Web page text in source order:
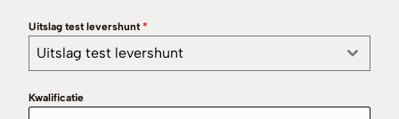
Uitslag test levershunt *
Uitslag test levershunt
Kwalificatie